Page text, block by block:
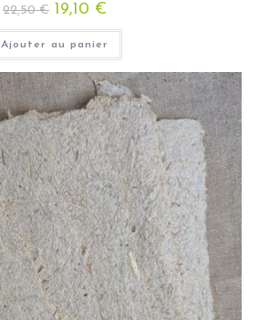
22,50€ 19,10 €
Ajouter au panier